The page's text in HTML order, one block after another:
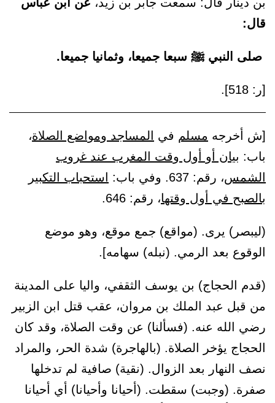
قال:
صلى النبي ﷺ سبعا جميعا، وثمانيا جميعا.
[ر: 518].
[ش أخرجه مسلم في المساجد ومواضع الصلاة،
باب: بيان أو أول وقت المغرب عند غروب
الشمس، رقم: 637. وفي باب:
استحباب التكبير
بالصبح في أول وقتها، رقم: 646.
(ليبصر) يرى. (مواقع) جمع موقع، وهو موضع
الوقوع بعد الرمي. (نبله) سهامه].
(قدم الحجاج) بن يوسف الثقفي، واليا على المدينة
من قبل عبد الملك بن مروان، عقب قتل ابن الزبير
رضي الله عنه. (فسألنا) عن وقت الصلاة، وقد كان
الحجاج يؤخر الصلاة. (بالهاجرة) شدة الحر، والمراد
نصف النهار بعد الزوال. (نقية) صافية لم تدخلها
صفرة. (وجبت) سقطت. (أحيانا وأحيانا) أي أحيانا